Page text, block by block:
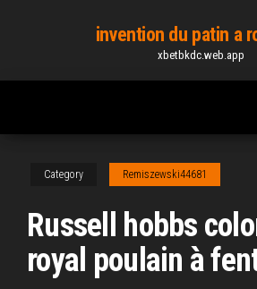
content
invention du patin a
xbetbkdc.web.app
Category Remiszewski44681
Russell hobbs
royal poulain à